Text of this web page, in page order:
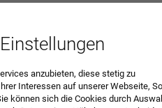
DIE PRODUKTE VON
SCHLAFAPNOE-
SYSTEM
anzubieten, diese stetig zu
Interessen auf unserer Webseite,
können sich die Cookies durch